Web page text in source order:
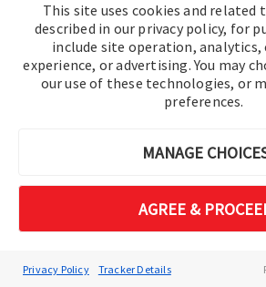
This site uses cookies and related
described in our privacy policy, for
include site operation, analytics,
experience, or advertising. You may
our use of these technologies, or
preferences.
MANAGE
AGREE &
Privacy Policy Tracker Details
Ejemplo de
uso: